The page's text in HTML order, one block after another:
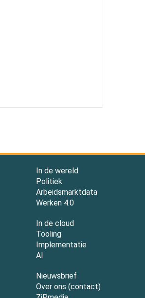
In de wereld
Politiek
Arbeidsmarktdata
Werken 4.0
In de cloud
Tooling
Implementatie
AI
Nieuwsbrief
Over ons (contact)